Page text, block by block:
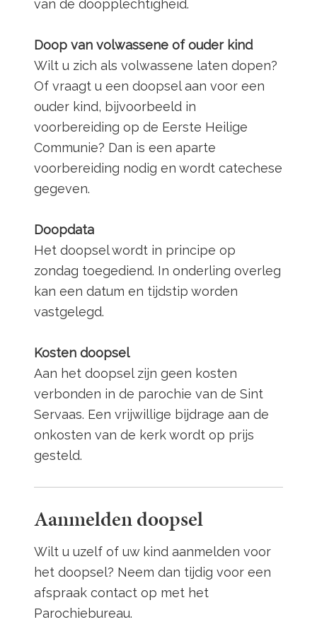
van de doopplechtigheid.
Doop van volwassene of ouder kind
Wilt u zich als volwassene laten dopen?
Of vraagt u een doopsel aan voor een
ouder kind, bijvoorbeeld in
voorbereiding op de Eerste Heilige
Communie? Dan is een aparte
voorbereiding nodig en wordt catechese
gegeven.
Doopdata
Het doopsel wordt in principe op
zondag toegediend. In onderling overleg
kan een datum en tijdstip worden
vastgelegd.
Kosten doopsel
Aan het doopsel zijn geen kosten
verbonden in de parochie van de Sint
Servaas. Een vrijwillige bijdrage aan de
onkosten van de kerk wordt op prijs
gesteld.
Aanmelden doopsel
Wilt u uzelf of uw kind aanmelden voor
het doopsel? Neem dan tijdig voor een
afspraak contact op met het
Parochiebureau.